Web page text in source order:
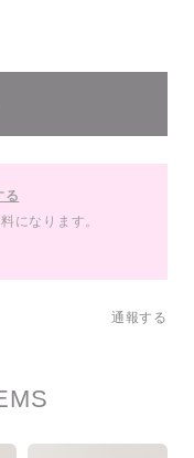
る
になります。
通報する